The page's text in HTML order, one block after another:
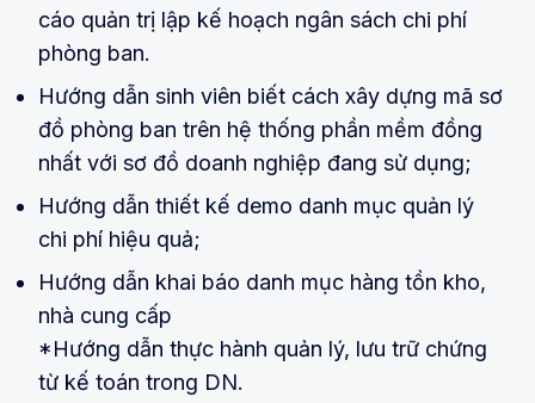
cáo quản trị lập kế hoạch ngân sách chi phí
phòng ban.
Hướng dẫn sinh viên biết cách xây dựng mã sơ
đồ phòng ban trên hệ thống phần mềm đồng
nhất với sơ đồ doanh nghiệp đang sử dụng;
Hướng dẫn thiết kế demo danh mục quản lý
chi phí hiệu quả;
Hướng dẫn khai báo danh mục hàng tồn kho,
nhà cung cấp
*Hướng dẫn thực hành quản lý, lưu trữ chứng
từ kế toán trong DN.